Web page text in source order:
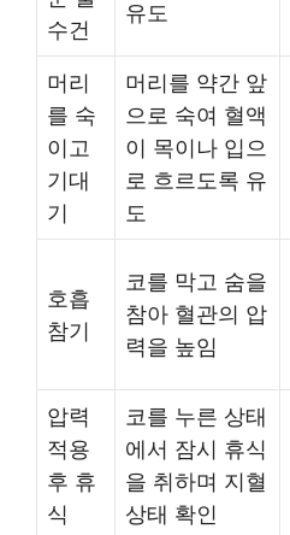
수건
유도
머리
를 숙
이고
기대
기
머리를 약간 앞
으로 숙여 혈액
이 목이나 입으
로 흐르도록 유
도
호흡
참기
코를 막고 숨을
참아 혈관의 압
력을 높임
압력
적용
후 휴
식
코를 누른 상태
에서 잠시 휴식
을 취하며 지혈
상태 확인